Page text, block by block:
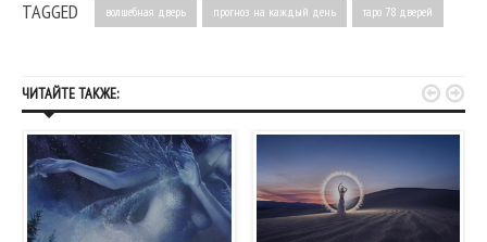
TAGGED волшебная дверь прогноз на каждый день таро 78 дверей
ЧИТАЙТЕ ТАКЖЕ:  